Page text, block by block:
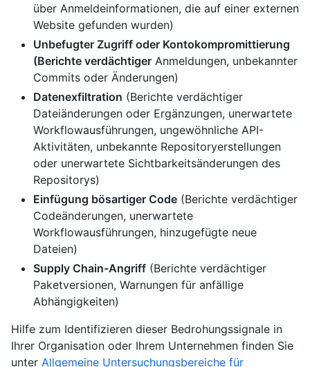
über Anmeldeinformationen, die auf einer externen
Website gefunden wurden)
Unbefugter Zugriff oder Kontokompromittierung
(Berichte verdächtiger Anmeldungen, unbekannter
Commits oder Änderungen)
Datenexfiltration (Berichte verdächtiger
Dateiänderungen oder Ergänzungen, unerwartete
Workflowausführungen, ungewöhnliche API-
Aktivitäten, unbekannte Repositoryerstellungen
oder unerwartete Sichtbarkeitsänderungen des
Repositorys)
Einfügung bösartiger Code (Berichte verdächtiger
Codeänderungen, unerwartete
Workflowausführungen, hinzugefügte neue
Dateien)
Supply Chain-Angriff (Berichte verdächtiger
Paketversionen, Warnungen für anfällige
Abhängigkeiten)
Hilfe zum Identifizieren dieser Bedrohungssignale in
Ihrer Organisation oder Ihrem Unternehmen finden Sie
unter Allgemeine Untersuchungsbereiche für